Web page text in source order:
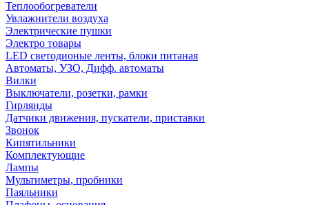
Теплообогреватели
Увлажнители воздуха
Электрические пушки
Электро товары
LED светодионые ленты, блоки питаная
Автоматы, УЗО, Дифф. автоматы
Вилки
Выключатели, розетки, рамки
Гирлянды
Датчики движения, пускатели, приставки
Звонок
Кипятильники
Комплектующие
Лампы
Мультиметры, пробники
Паяльники